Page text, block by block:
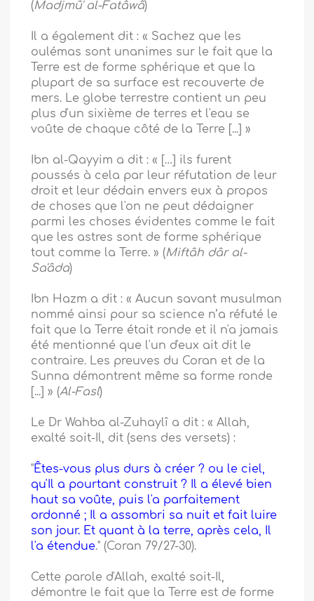
(Madjmû' al-Fatâwâ)
Il a également dit : « Sachez que les
oulémas sont unanimes sur le fait que la
Terre est de forme sphérique et que la
plupart de sa surface est recouverte de
mers. Le globe terrestre contient un peu
plus d'un sixième de terres et l'eau se
voûte de chaque côté de la Terre [...] »
Ibn al-Qayyim a dit : « […] ils furent
poussés à cela par leur réfutation de leur
droit et leur dédain envers eux à propos
de choses que l'on ne peut dédaigner
parmi les choses évidentes comme le fait
que les astres sont de forme sphérique
tout comme la Terre. » (Miftâh dâr al-
Sa'âda)
Ibn Hazm a dit : « Aucun savant musulman
nommé ainsi pour sa science n’a réfuté le
fait que la Terre était ronde et il n'a jamais
été mentionné que l'un d'eux ait dit le
contraire. Les preuves du Coran et de la
Sunna démontrent même sa forme ronde
[...] » (Al-Fasl)
Le Dr Wahba al-Zuhaylî a dit : « Allah,
exalté soit-Il, dit (sens des versets) :
"Êtes-vous plus durs à créer ? ou le ciel,
qu'Il a pourtant construit ? Il a élevé bien
haut sa voûte, puis l'a parfaitement
ordonné ; Il a assombri sa nuit et fait luire
son jour. Et quant à la terre, après cela, Il
l'a étendue." (Coran 79/27-30).
Cette parole d'Allah, exalté soit-Il,
démontre le fait que la Terre est de forme